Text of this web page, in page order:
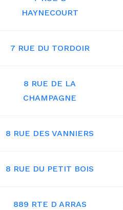
HAYNECOURT
7 RUE DU TORDOIR
8 RUE DE LA
CHAMPAGNE
8 RUE DES VANNIERS
8 RUE DU PETIT BOIS
889 RTE D ARRAS